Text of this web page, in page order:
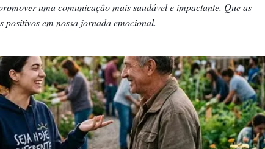
uma comunicação mais saudável e impactante. Que as
positivos em nossa jornada emocional.